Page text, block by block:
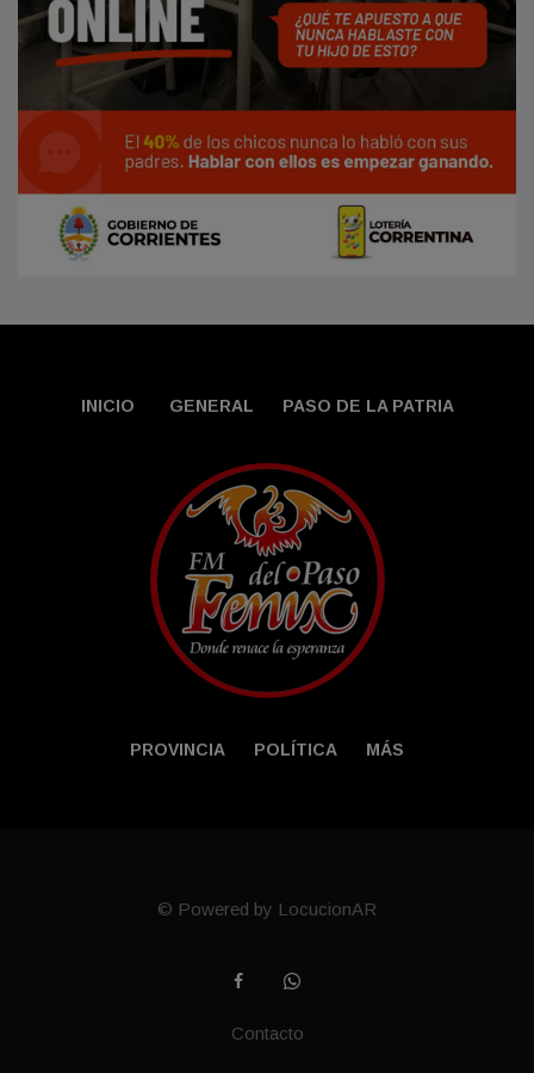
INICIO GENERAL PASO DE LA PATRIA
PROVINCIA POLÍTICA MÁS
© Powered by LocucionAR
Contacto